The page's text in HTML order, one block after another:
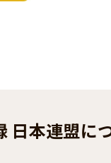
日本連盟に